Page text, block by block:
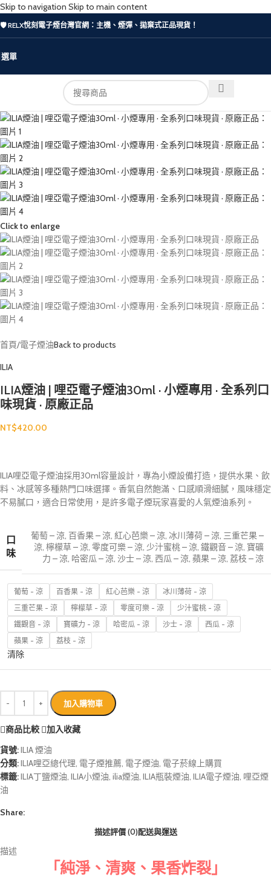
Skip to navigation Skip to main content
🛡️ RELX悅刻電子煙台灣官網：主機、煙彈、拋棄式正品現貨！
選單
Click to enlarge
首頁/電子煙油Back to products
ILIA
ILIA煙油 | 哩亞電子煙油30ml · 小煙專用 · 全系列口
味現貨 · 原廠正品
NT$420.00
ILIA哩亞電子煙油採用30ml容量設計，專為小煙設備打造，提供水果、飲
料、冰感等多種熱門口味選擇。香氣自然飽滿、口感順滑細膩，風味穩定
不易膩口，適合日常使用，是許多電子煙玩家喜愛的人氣煙油系列。
口
味
葡萄 – 涼 百香果 – 涼 紅心芭樂 – 涼 冰川薄荷 – 涼 三重芒果 –
涼 檸檬草 – 涼 零度可樂 – 涼 少汁蜜桃 – 涼 鐵觀音 – 涼 寶礦
力 – 涼 哈密瓜 – 涼 沙士 – 涼 西瓜 – 涼 蘋果 – 涼 荔枝 – 涼
葡萄 - 涼 百香果 - 涼 紅心芭樂 - 涼
冰川薄荷 - 涼
三重芒果 - 涼
檸檬草 - 涼 零度可樂 - 涼
少汁蜜桃 - 涼
鐵觀音 - 涼
寶礦力 - 涼 哈密瓜 - 涼 沙士 - 涼
西瓜 - 涼
蘋果 - 涼
荔枝 - 涼
清除
加入購物車
商品比較
加入收藏
貨號:ILIA 煙油
分類:ILIA哩亞總代理 電子煙推薦 電子煙油 電子菸線上購買
標籤:ILIA丁鹽煙油 ILIA小煙油 ilia煙油 ILIA瓶裝煙油 ILIA電子煙油 哩亞煙
油
Share:
描述評價 (0)配送與運送
描述
「純淨、清爽、果香炸裂」